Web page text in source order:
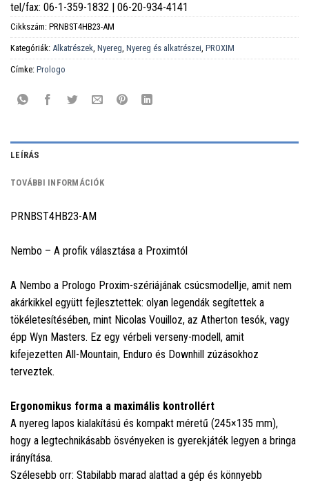
tel/fax: 06-1-359-1832 | 06-20-934-4141
Cikkszám: PRNBST4HB23-AM
Kategóriák: Alkatrészek, Nyereg, Nyereg és alkatrészei, PROXIM
Címke: Prologo
LEÍRÁS
TOVÁBBI INFORMÁCIÓK
PRNBST4HB23-AM
Nembo – A profik választása a Proximtól
A Nembo a Prologo Proxim-szériájának csúcsmodellje, amit nem
akárkikkel együtt fejlesztettek: olyan legendák segítettek a
tökéletesítésében, mint Nicolas Vouilloz, az Atherton tesók, vagy
épp Wyn Masters. Ez egy vérbeli verseny-modell, amit
kifejezetten All-Mountain, Enduro és Downhill zúzásokhoz
terveztek.
Ergonomikus forma a maximális kontrollért
A nyereg lapos kialakítású és kompakt méretű (245×135 mm),
hogy a legtechnikásabb ösvényeken is gyerekjáték legyen a bringa
irányítása.
Szélesebb orr: Stabilabb marad alattad a gép és könnyebb